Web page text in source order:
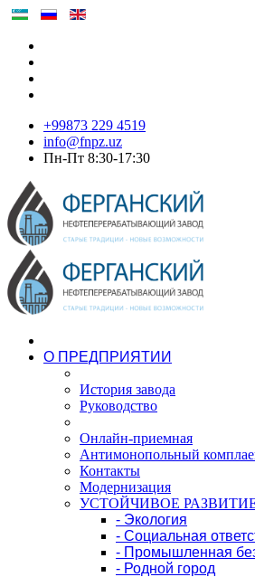
+99873 229 4519
info@fnpz.uz
Пн-Пт 8:30-17:30
О ПРЕДПРИЯТИИ
История завода
Руководство
Онлайн-приемная
Антимонопольный
Контакты
Модернизация
УСТОЙЧИВОЕ
- Экология
- Социальная
- Промышленная
- Родной город